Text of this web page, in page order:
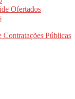
Ofertados
Públicas